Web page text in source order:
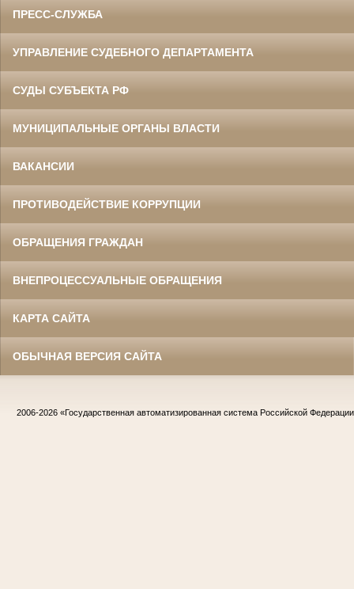
ПРЕСС-СЛУЖБА
УПРАВЛЕНИЕ СУДЕБНОГО ДЕПАРТАМЕНТА
СУДЫ СУБЪЕКТА РФ
МУНИЦИПАЛЬНЫЕ ОРГАНЫ ВЛАСТИ
ВАКАНСИИ
ПРОТИВОДЕЙСТВИЕ КОРРУПЦИИ
ОБРАЩЕНИЯ ГРАЖДАН
ВНЕПРОЦЕССУАЛЬНЫЕ ОБРАЩЕНИЯ
КАРТА САЙТА
ОБЫЧНАЯ ВЕРСИЯ САЙТА
2006-2026 «Государственная автоматизированная система Российской